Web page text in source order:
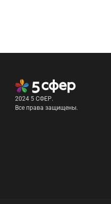
2024 5 СФЕР.
Все права защищены.